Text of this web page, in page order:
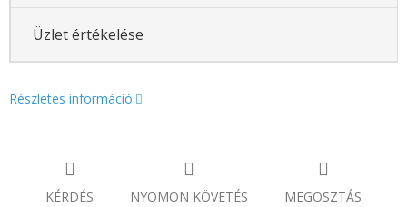
Üzlet értékelése
Részletes információ
KÉRDÉS NYOMON KÖVETÉS MEGOSZTÁS